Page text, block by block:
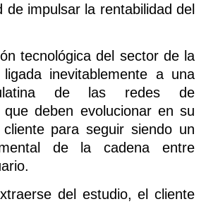
de impulsar la rentabilidad del
tecnológica del sector de la
inevitablemente a una
de las redes de
que deben evolucionar en su
para seguir siendo un
de la cadena entre
del estudio, el cliente